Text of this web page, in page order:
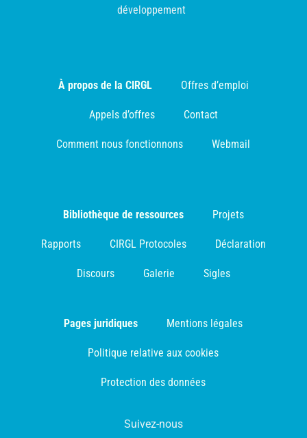
développement
À propos de la CIRGL Offres d’emploi
Appels d’offres Contact
Comment nous fonctionnons Webmail
Bibliothèque de ressources Projets
Rapports CIRGL Protocoles Déclaration
Discours Galerie Sigles
Pages juridiques Mentions légales
Politique relative aux cookies
Protection des données
Suivez-nous